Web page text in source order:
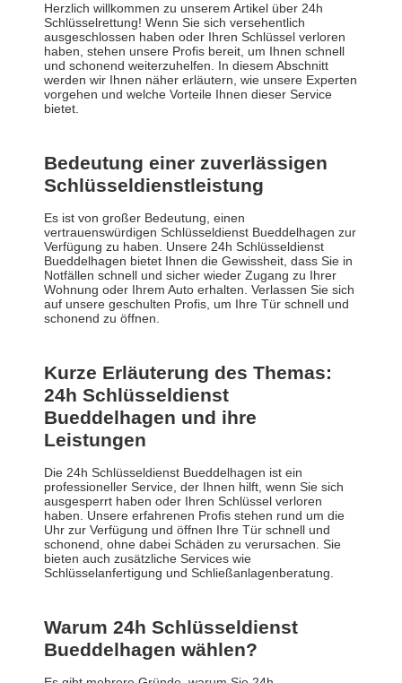
Herzlich willkommen zu unserem Artikel über 24h
Schlüsselrettung! Wenn Sie sich versehentlich
ausgeschlossen haben oder Ihren Schlüssel verloren
haben, stehen unsere Profis bereit, um Ihnen schnell
und schonend weiterzuhelfen. In diesem Abschnitt
werden wir Ihnen näher erläutern, wie unsere Experten
vorgehen und welche Vorteile Ihnen dieser Service
bietet.
Bedeutung einer zuverlässigen
Schlüsseldienstleistung
Es ist von großer Bedeutung, einen
vertrauenswürdigen Schlüsseldienst Bueddelhagen zur
Verfügung zu haben. Unsere 24h Schlüsseldienst
Bueddelhagen bietet Ihnen die Gewissheit, dass Sie in
Notfällen schnell und sicher wieder Zugang zu Ihrer
Wohnung oder Ihrem Auto erhalten. Verlassen Sie sich
auf unsere geschulten Profis, um Ihre Tür schnell und
schonend zu öffnen.
Kurze Erläuterung des Themas:
24h Schlüsseldienst
Bueddelhagen und ihre
Leistungen
Die 24h Schlüsseldienst Bueddelhagen ist ein
professioneller Service, der Ihnen hilft, wenn Sie sich
ausgesperrt haben oder Ihren Schlüssel verloren
haben. Unsere erfahrenen Profis stehen rund um die
Uhr zur Verfügung und öffnen Ihre Tür schnell und
schonend, ohne dabei Schäden zu verursachen. Sie
bieten auch zusätzliche Services wie
Schlüsselanfertigung und Schließanlagenberatung.
Warum 24h Schlüsseldienst
Bueddelhagen wählen?